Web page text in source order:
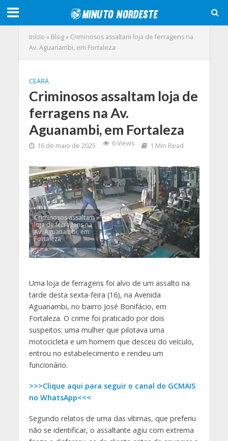
Início » Blog» Criminosos assaltam loja de ferragens na
Av. Aguanambi, em Fortaleza
CEARÁ
Criminosos assaltam loja de
ferragens na Av.
Aguanambi, em Fortaleza
16 de maio de 2025 6 Views 1 Min Read
Criminosos assaltam
loja de ferragens na
Av. Aguanambi, em
Fortaleza
Uma loja de ferragens foi alvo de um assalto na
tarde desta sexta-feira (16), na Avenida
Aguanambi, no bairro José Bonifácio, em
Fortaleza. O crime foi praticado por dois
suspeitos: uma mulher que pilotava uma
motocicleta e um homem que desceu do veículo,
entrou no estabelecimento e rendeu um
funcionário.
>>>Clique aqui para seguir o canal do GCMAIS
no WhatsApp<<<
Segundo relatos de uma das vítimas, que preferiu
não se identificar, o assaltante agiu com extrema